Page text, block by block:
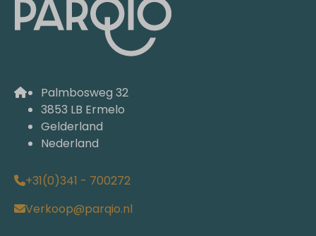
Palmbosweg 32
3853 LB Ermelo
Gelderland
Nederland
+31(0)341 - 700272
Verkoop@parqio.nl